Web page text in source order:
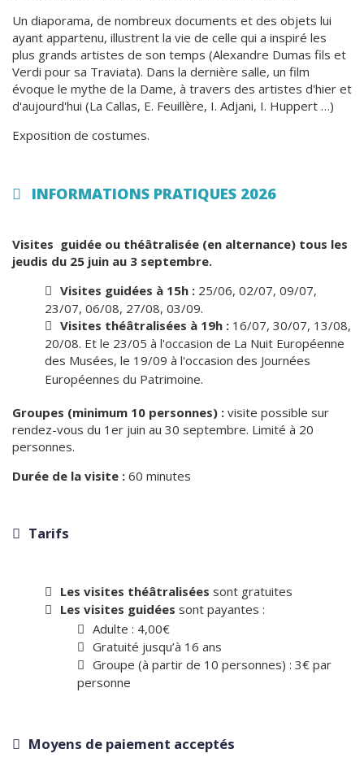
Un diaporama, de nombreux documents et des objets lui
ayant appartenu, illustrent la vie de celle qui a inspiré les
plus grands artistes de son temps (Alexandre Dumas fils et
Verdi pour sa Traviata). Dans la dernière salle, un film
évoque le mythe de la Dame, à travers des artistes d'hier et
d'aujourd'hui (La Callas, E. Feuillère, I. Adjani, I. Huppert …)
Exposition de costumes.
INFORMATIONS PRATIQUES 2026
Visites guidée ou théâtralisée (en alternance) tous les
jeudis du 25 juin au 3 septembre.
Visites guidées à 15h : 25/06, 02/07, 09/07,
23/07, 06/08, 27/08, 03/09.
Visites théâtralisées à 19h : 16/07, 30/07, 13/08,
20/08. Et le 23/05 à l'occasion de La Nuit Européenne
des Musées, le 19/09 à l'occasion des Journées
Européennes du Patrimoine.
Groupes (minimum 10 personnes) : visite possible sur
rendez-vous du 1er juin au 30 septembre. Limité à 20
personnes.
Durée de la visite : 60 minutes
Tarifs
Les visites théâtralisées sont gratuites
Les visites guidées sont payantes :
Adulte : 4,00€
Gratuité jusqu’à 16 ans
Groupe (à partir de 10 personnes) : 3€ par
personne
Moyens de paiement acceptés